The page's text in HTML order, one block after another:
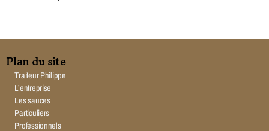
Plan du site
Traiteur Philippe
L’entreprise
Les sauces
Particuliers
Professionnels